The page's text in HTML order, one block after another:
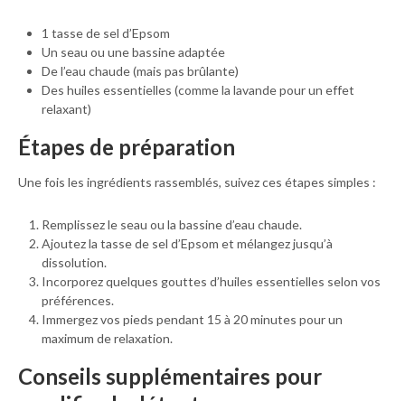
1 tasse de sel d’Epsom
Un seau ou une bassine adaptée
De l’eau chaude (mais pas brûlante)
Des huiles essentielles (comme la lavande pour un effet
relaxant)
Étapes de préparation
Une fois les ingrédients rassemblés, suivez ces étapes simples :
Remplissez le seau ou la bassine d’eau chaude.
Ajoutez la tasse de sel d’Epsom et mélangez jusqu’à
dissolution.
Incorporez quelques gouttes d’huiles essentielles selon vos
préférences.
Immergez vos pieds pendant 15 à 20 minutes pour un
maximum de relaxation.
Conseils supplémentaires pour